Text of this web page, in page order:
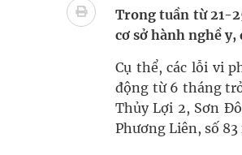
Không chỉ cắt tóc, Đông
Bệnh viện không được
Ung thư thận: Nguy hiểm
Trong tuần từ 21-
cơ sở hành nghề
Cụ thể, các lỗi vi
động từ 6 tháng
Thủy Lợi 2, Sơn
Phương Liên, số